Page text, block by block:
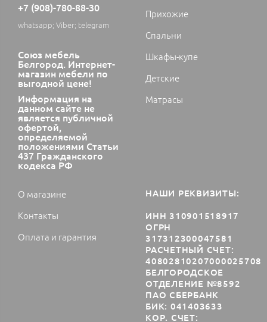
+7 (908)-780-88-30
whatsapp; Viber; telegram
Союз мебель
Белгород. Интернет-
магазин мебели по
выгодной цене!
Информация на
данном сайте не
является публичной
офертой,
определяемой
положениями Статьи
437 Гражданского
кодекса РФ
Прихожие
Спальни
Шкафы-купе
Детские
Матрасы
О магазине
Контакты
Оплата и гарантия
НАШИ РЕКВИЗИТЫ:
ИНН 310901518917
ОГРН
317312300047581
РАСЧЕТНЫЙ СЧЕТ:
40802810207000025708
БЕЛГОРОДСКОЕ
ОТДЕЛЕНИЕ №8592
ПАО СБЕРБАНК
БИК: 041403633
КОР. СЧЕТ: